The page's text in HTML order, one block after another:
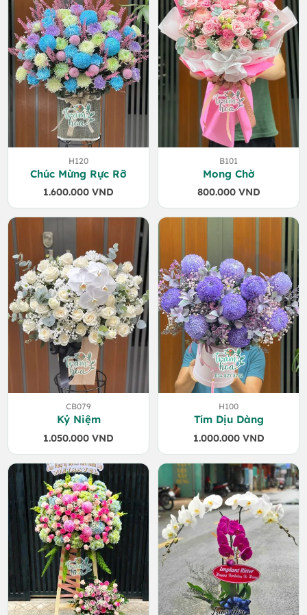
H120
Chúc Mừng Rực Rỡ
1.600.000 VND
B101
Mong Chờ
800.000 VND
CB079
Kỷ Niệm
1.050.000 VND
H100
Tím Dịu Dàng
1.000.000 VND